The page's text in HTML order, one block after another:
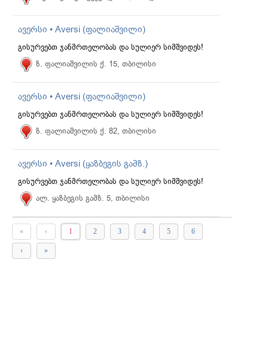
ავერსი • Aversi (ფალიაშვილი)
გისურვებთ ჯანმრთელობას და სულიერ სიმშვიდეს!
ზ. ფალიაშვილის ქ. 15, თბილისი
ავერსი • Aversi (ფალიაშვილი)
გისურვებთ ჯანმრთელობას და სულიერ სიმშვიდეს!
ზ. ფალიაშვილის ქ. 82, თბილისი
ავერსი • Aversi (ყაზბეგის გამზ.)
გისურვებთ ჯანმრთელობას და სულიერ სიმშვიდეს!
ალ. ყაზბეგის გამზ. 5, თბილისი
« ‹ 1 2 3 4 5 6
› »